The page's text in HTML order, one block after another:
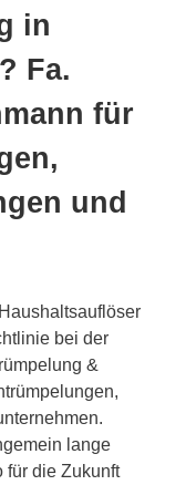
in
Fa.
für
und
bei der
&
lange
für die Zukunft